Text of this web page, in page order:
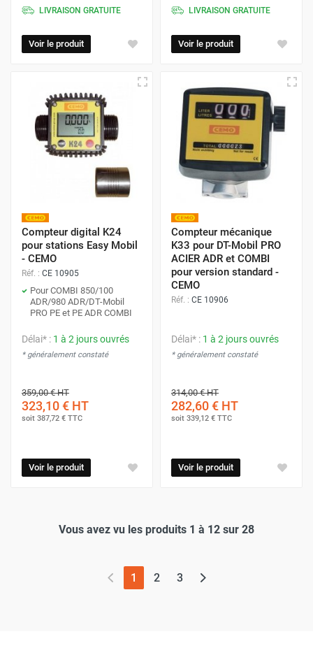
LIVRAISON GRATUITE
Voir le produit
LIVRAISON GRATUITE
Voir le produit
Compteur digital K24
pour stations Easy Mobil
- CEMO
Réf. : CE 10905
Pour COMBI 850/100
ADR/980 ADR/DT-Mobil
PRO PE et PE ADR COMBI
Délai* : 1 à 2 jours ouvrés
* généralement constaté
359,00 €HT
323,10 € HT
soit 387,72 € TTC
Voir le produit
Compteur mécanique
K33 pour DT-Mobil PRO
ACIER ADR et COMBI
pour version standard -
CEMO
Réf. : CE 10906
Délai* : 1 à 2 jours ouvrés
* généralement constaté
314,00 €HT
282,60 € HT
soit 339,12 € TTC
Voir le produit
Vous avez vu les produits 1 à 12 sur 28
1 (page actuelle)
2 3